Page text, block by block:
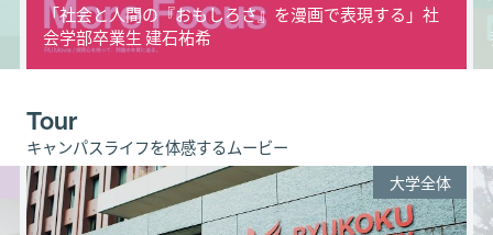
「社会と人間の『おもしろさ』を漫画で表現する」社
会学部卒業生 建石祐希
Tour
キャンパスライフを体感するムービー
大学全体